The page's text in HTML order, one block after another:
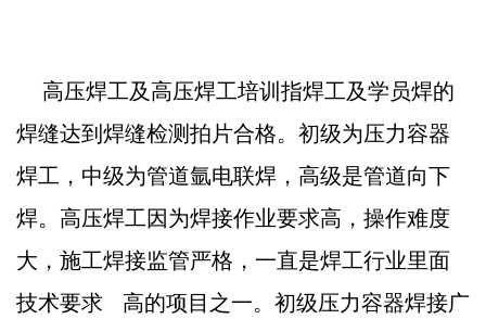
高压焊工及高压焊工培训指焊工及学员焊的
焊缝达到焊缝检测拍片合格。初级为压力容器
焊工，中级为管道氩电联焊，高级是管道向下
焊。高压焊工因为焊接作业要求高，操作难度
大，施工焊接监管严格，一直是焊工行业里面
技术要求 高的项目之一。初级压力容器焊接广